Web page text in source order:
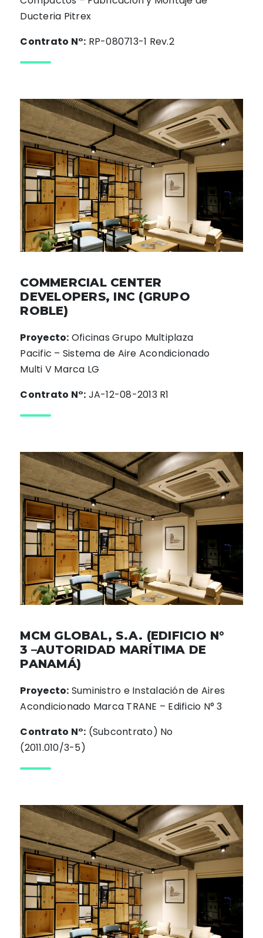
Ducteria Pitrex
Contrato N°: RP-080713-1 Rev.2
COMMERCIAL CENTER
DEVELOPERS, INC (GRUPO
ROBLE)
Proyecto: Oficinas Grupo Multiplaza
Pacific – Sistema de Aire Acondicionado
Multi V Marca LG
Contrato N°: JA-12-08-2013 R1
MCM GLOBAL, S.A. (EDIFICIO N°
3 –AUTORIDAD MARÍTIMA DE
PANAMÁ)
Proyecto: Suministro e Instalación de Aires
Acondicionado Marca TRANE – Edificio N° 3
Contrato N°: (Subcontrato) No
(2011.010/3-5)